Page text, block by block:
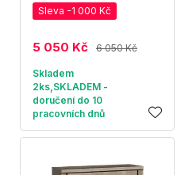
Sleva -1 000 Kč
5 050 Kč 6 050 Kč
Skladem
2ks,SKLADEM -
doručení do 10
pracovních dnů